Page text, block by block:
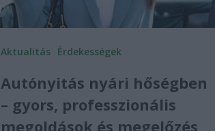
Aktualitás Érdekességek
Autónyitás nyári hőségben
– gyors, professzionális
megoldások és megelőzés